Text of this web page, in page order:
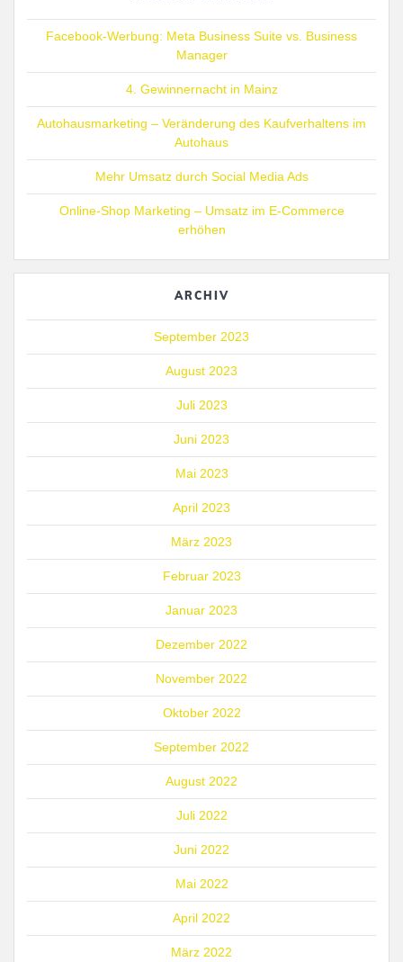
Facebook-Werbung: Meta Business Suite vs. Business
Manager
4. Gewinnernacht in Mainz
Autohausmarketing – Veränderung des Kaufverhaltens im
Autohaus
Mehr Umsatz durch Social Media Ads
Online-Shop Marketing – Umsatz im E-Commerce
erhöhen
ARCHIV
September 2023
August 2023
Juli 2023
Juni 2023
Mai 2023
April 2023
März 2023
Februar 2023
Januar 2023
Dezember 2022
November 2022
Oktober 2022
September 2022
August 2022
Juli 2022
Juni 2022
Mai 2022
April 2022
März 2022